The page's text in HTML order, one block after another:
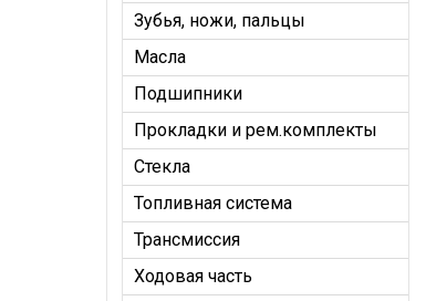
Зубья, ножи, пальцы
Масла
Подшипники
Прокладки и рем.комплекты
Стекла
Топливная система
Трансмиссия
Ходовая часть